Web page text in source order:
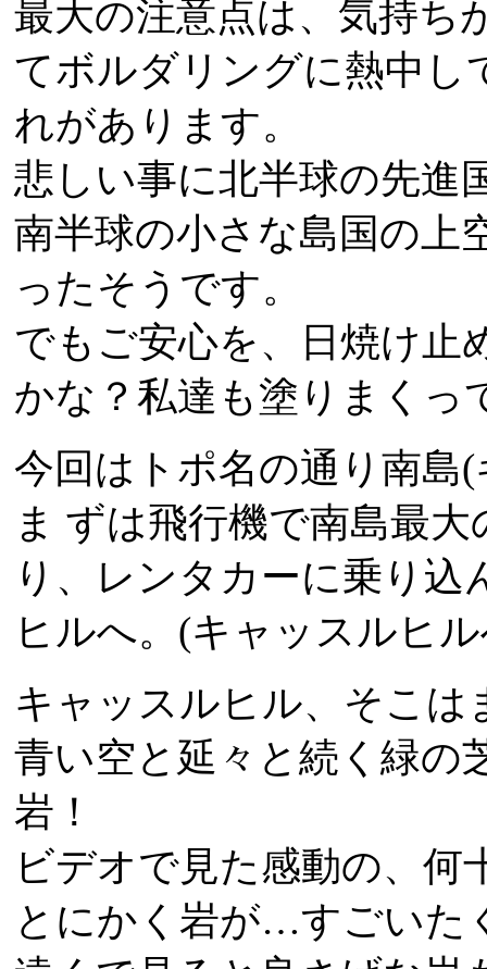
最大の注意点は、気持ち
てボルダリングに熱中し
れがあります。
悲しい事に北半球の先進
南半球の小さな島国の上
ったそうです。
でもご安心を、日焼け止
かな？私達も塗りまくっ
今回はトポ名の通り南島
ま ずは飛行機で南島最
り、レンタカーに乗り
ヒルへ。(キャッスルヒ
キャッスルヒル、そこは
青い空と延々と続く緑の
岩！
ビデオで見た感動の、何
とにかく岩が…すごいた